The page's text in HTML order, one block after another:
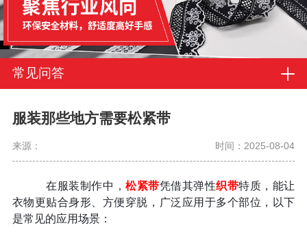
常见问答
服装那些地方需要松紧带
来源： 时间：2025-08-04
在服装制作中，松紧带凭借其弹性织带特质，能让
衣物更贴合身形、方便穿脱，广泛应用于多个部位，以下
是常见的应用场景：